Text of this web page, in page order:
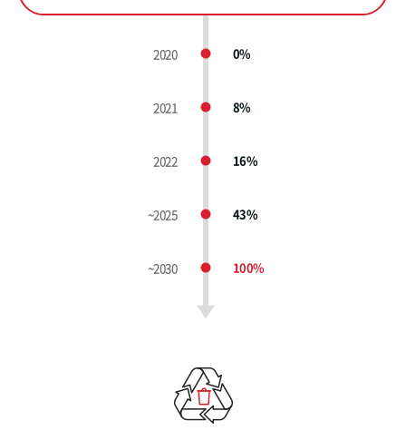
2020 0%
2021 8%
2022 16%
~2025 43%
~2030 100%